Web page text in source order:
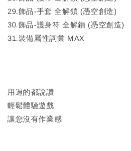
29.飾品-手套 全解鎖 (憑空創造)
30.飾品-護身符 全解鎖 (憑空創造)
31.裝備屬性詞彙 MAX
用過的都說讚
輕鬆體驗遊戲
讓您沒有作業感